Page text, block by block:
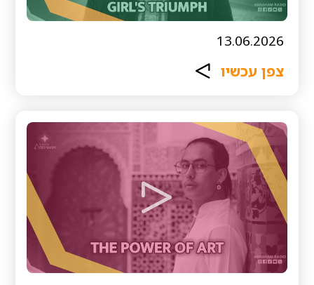
13.06.2026
צפן עכשיו